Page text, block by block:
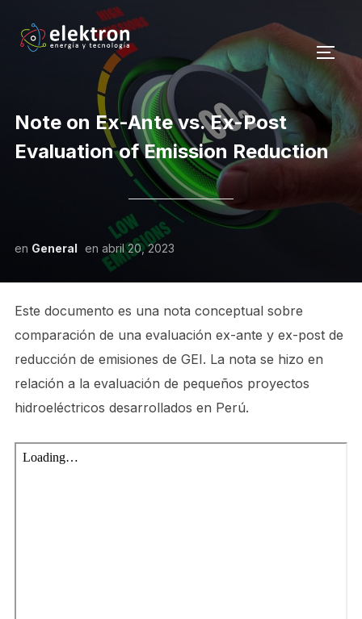
Note on Ex-Ante vs. Ex-Post
Evaluation of Emission Reduction
en General en abril 20, 2023
Este documento es una nota conceptual sobre
comparación de una evaluación ex-ante y ex-post de
reducción de emisiones de GEI. La nota se hizo en
relación a la evaluación de pequeños proyectos
hidroeléctricos desarrollados en Perú.